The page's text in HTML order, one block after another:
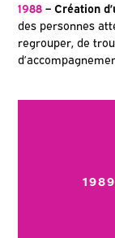
1988 – Création
des personnes
regrouper, de
1989